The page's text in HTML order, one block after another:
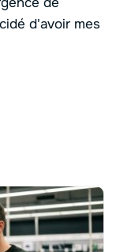
d'avoir mes